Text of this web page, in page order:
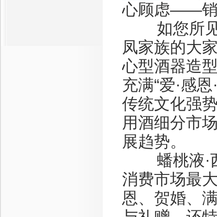
心顾虑——销
如您所见
凤家族的大
心型酒器造
充满“爱·感
传统文化强
用酒细分市
展趋势。
蟠桃液·西
消费市场最
恩、贺婚、